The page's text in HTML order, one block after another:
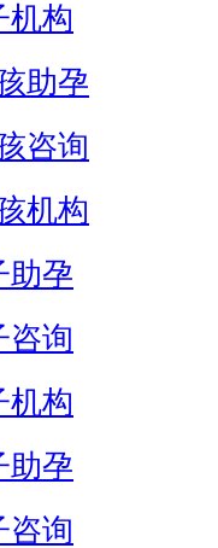
机构
助孕
咨询
机构
助孕
咨询
机构
助孕
咨询